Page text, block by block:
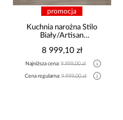
promocja
Kuchnia narożna Stilo
Biały/Artisan
8 999,10 zł
Najniższa cena:9 999,00 zł
Cena regularna:9 999,00 zł